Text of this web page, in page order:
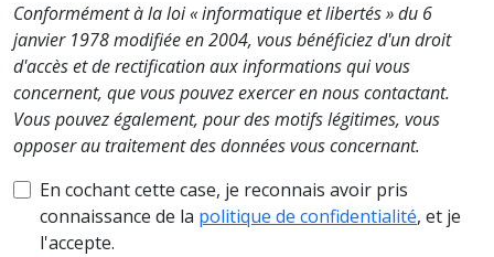
Conformément à la loi « informatique et libertés » du 6
janvier 1978 modifiée en 2004, vous bénéficiez d'un droit
d'accès et de rectification aux informations qui vous
concernent, que vous pouvez exercer en nous contactant.
Vous pouvez également, pour des motifs légitimes, vous
opposer au traitement des données vous concernant.
En cochant cette case, je reconnais avoir pris
connaissance de la politique de confidentialité, et je
l'accepte.